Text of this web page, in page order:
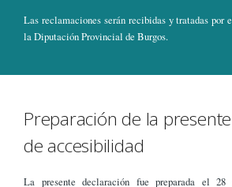
Las reclamaciones serán recibidas y tratadas por
la Diputación Provincial de Burgos.
Preparación de la
de accesibilidad
La presente declaración fue preparada el